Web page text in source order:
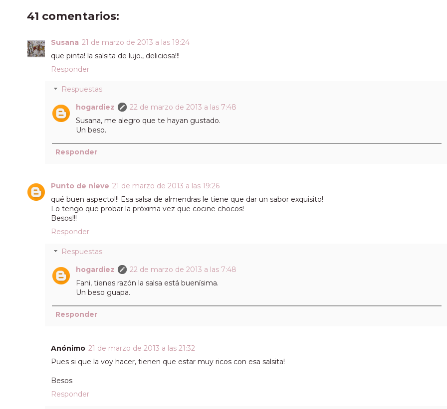
41 comentarios:
Susana 21 de marzo de 2013 a las 19:24
que pinta! la salsita de lujo., deliciosa!!!
Responder
Respuestas
hogardiez
22 de marzo de 2013 a las 7:48
Susana, me alegro que te hayan gustado.
Un beso.
Responder
Punto de nieve 21 de marzo de 2013 a las 19:26
qué buen aspecto!!! Esa salsa de almendras le tiene que dar un sabor exquisito!
Lo tengo que probar la próxima vez que cocine chocos!
Besos!!!
Responder
Respuestas
hogardiez
22 de marzo de 2013 a las 7:48
Fani, tienes razón la salsa está buenísima.
Un beso guapa.
Responder
Anónimo 21 de marzo de 2013 a las 21:32
Pues si que la voy hacer, tienen que estar muy ricos con esa salsita!
Besos
Responder